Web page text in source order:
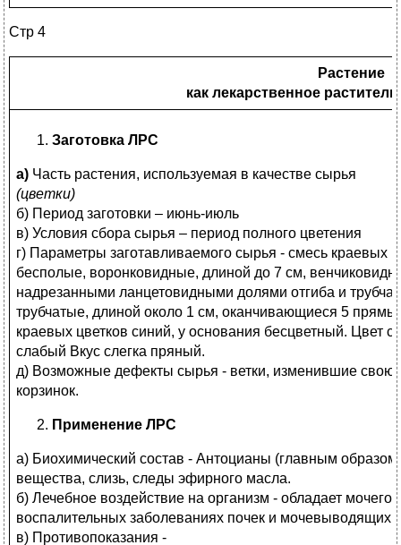
Стр 4
Растение
как лекарственное
Заготовка ЛРС
а) Часть растения, используемая в качестве сырья
(цветки)
б) Период заготовки – июнь-июль
в) Условия сбора сырья – период полного цветения
г) Параметры заготавливаемого сырья - смесь краевых
бесполые, воронковидные, длиной до 7 см,
надрезанными ланцетовидными долями отгиба и
трубчатые, длиной около 1 см, оканчивающиеся 5
краевых цветков синий, у основания бесцветный. Цвет
слабый Вкус слегка пряный.
д) Возможные дефекты сырья - ветки, изменившие свою
корзинок.
Применение ЛРС
а) Биохимический состав - Антоцианы (главным
вещества, слизь, следы эфирного масла.
б) Лечебное воздействие на организм - обладает
воспалительных заболеваниях почек и мочевыводящих
в) Противопоказания -